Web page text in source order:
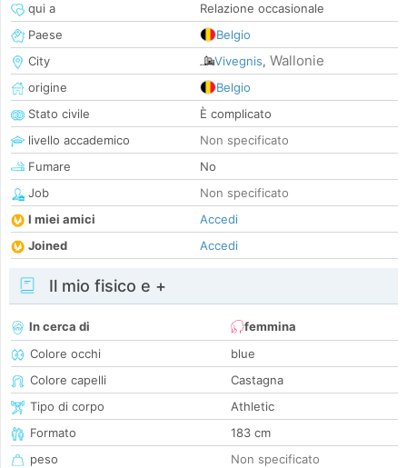
qui a
Relazione occasionale
Paese
Belgio
City
Vivegnis, Wallonie
origine
Belgio
Stato civile
È complicato
livello accademico
Non specificato
Fumare
No
Job
Non specificato
I miei amici
Accedi
Joined
Accedi
Il mio fisico e +
In cerca di
femmina
Colore occhi
blue
Colore capelli
Castagna
Tipo di corpo
Athletic
Formato
183 cm
peso
Non specificato